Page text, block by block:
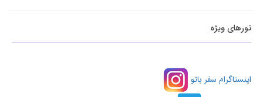
تورهای ویژه
اینستاگرام سفر باتو